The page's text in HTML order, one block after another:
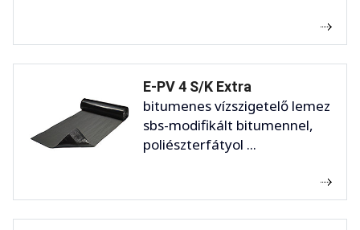
E-PV 4 S/K Extra
bitumenes vízszigetelő lemez
sbs-modifikált bitumennel,
poliészterfátyol ...